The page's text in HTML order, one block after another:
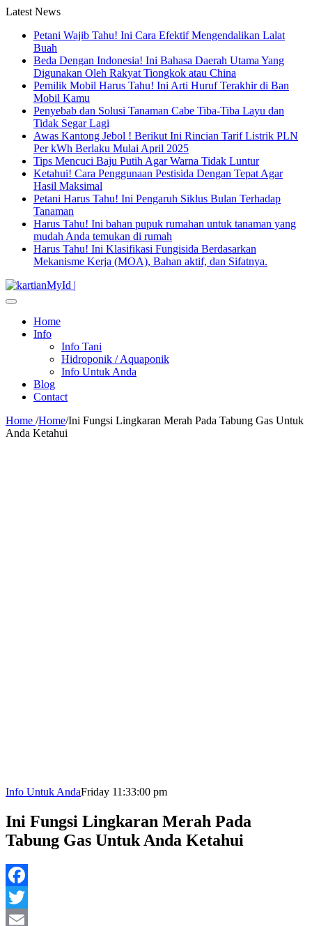
Latest News
Petani Wajib Tahu! Ini Cara Efektif Mengendalikan Lalat
Buah
Beda Dengan Indonesia! Ini Bahasa Daerah Utama Yang
Digunakan Oleh Rakyat Tiongkok atau China
Pemilik Mobil Harus Tahu! Ini Arti Huruf Terakhir di Ban
Mobil Kamu
Penyebab dan Solusi Tanaman Cabe Tiba-Tiba Layu dan
Tidak Segar Lagi
Awas Kantong Jebol ! Berikut Ini Rincian Tarif Listrik PLN
Per kWh Berlaku Mulai April 2025
Tips Mencuci Baju Putih Agar Warna Tidak Luntur
Ketahui! Cara Penggunaan Pestisida Dengan Tepat Agar
Hasil Maksimal
Petani Harus Tahu! Ini Pengaruh Siklus Bulan Terhadap
Tanaman
Harus Tahu! Ini bahan pupuk rumahan untuk tanaman yang
mudah Anda temukan di rumah
Harus Tahu! Ini Klasifikasi Fungisida Berdasarkan
Mekanisme Kerja (MOA), Bahan aktif, dan Sifatnya.
Home
Info
Info Tani
Hidroponik / Aquaponik
Info Untuk Anda
Blog
Contact
Home /Home/Ini Fungsi Lingkaran Merah Pada Tabung Gas Untuk
Anda Ketahui
Info Untuk AndaFriday 11:33:00 pm
Ini Fungsi Lingkaran Merah Pada
Tabung Gas Untuk Anda Ketahui
Facebook
Twitter